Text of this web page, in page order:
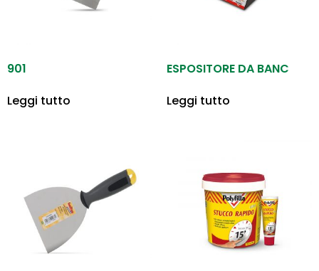
901
Leggi tutto
ESPOSITORE DA BANC
Leggi tutto